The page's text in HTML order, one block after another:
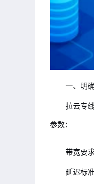
一、明
拉云专
参数：
带宽要
延迟标